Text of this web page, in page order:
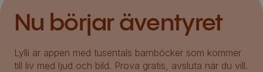
Nu börjar äventyret
Lylli är appen med tusentals barnböcker som kommer
till liv med ljud och bild. Prova gratis, avsluta när du vill.